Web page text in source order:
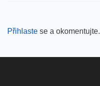
Přihlaste se a okomentujte.